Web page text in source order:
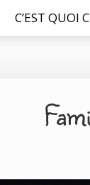
C’EST QUOI